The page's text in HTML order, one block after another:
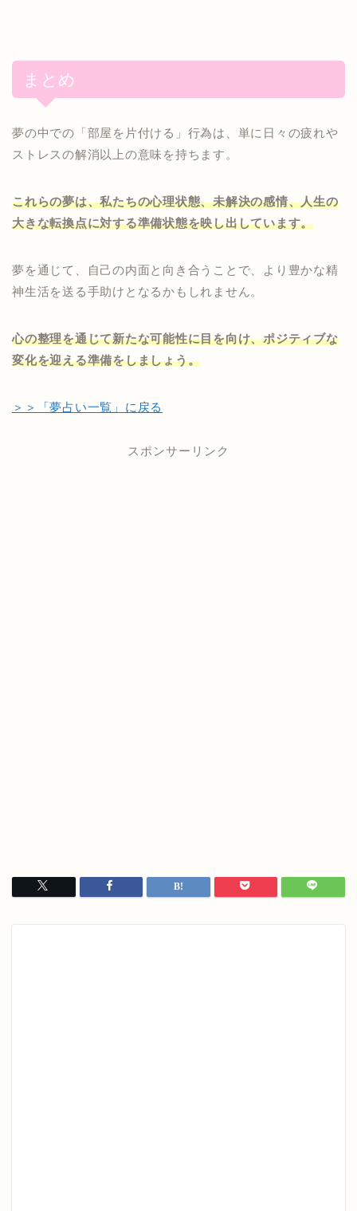
まとめ
夢の中での「部屋を片付ける」行為は、単に日々の疲れや
ストレスの解消以上の意味を持ちます。
これらの夢は、私たちの心理状態、未解決の感情、人生の
大きな転換点に対する準備状態を映し出しています。
夢を通じて、自己の内面と向き合うことで、より豊かな精
神生活を送る手助けとなるかもしれません。
心の整理を通じて新たな可能性に目を向け、ポジティブな
変化を迎える準備をしましょう。
＞＞「夢占い一覧」に戻る
スポンサーリンク